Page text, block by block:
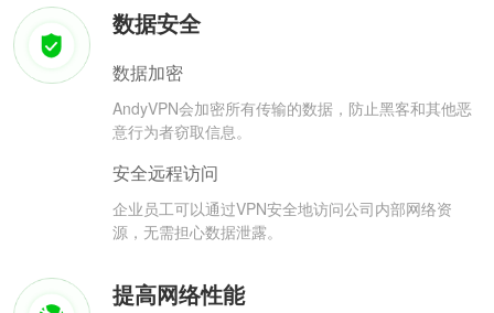
数据安全
数据加密
AndyVPN会加密所有传输的数据，防止黑客和其他恶
意行为者窃取信息。
安全远程访问
企业员工可以通过VPN安全地访问公司内部网络资
源，无需担心数据泄露。
提高网络性能